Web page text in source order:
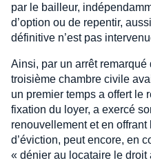
par le bailleur,
d’option ou de repentir,
définitive n’est pas
Ainsi, par un arrêt
troisième chambre civile
un premier temps a offert le
fixation du loyer, a exercé
renouvellement et en
d’éviction, peut encore, en
« dénier au locataire le droit